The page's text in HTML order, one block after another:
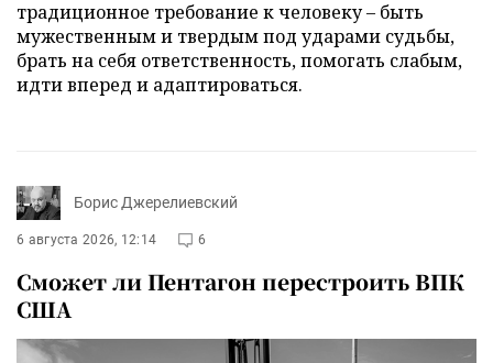
традиционное требование к человеку – быть
мужественным и твердым под ударами судьбы,
брать на себя ответственность, помогать слабым,
идти вперед и адаптироваться.
Борис Джерелиевский
6 августа 2026, 12:14 6
Сможет ли Пентагон перестроить ВПК
США